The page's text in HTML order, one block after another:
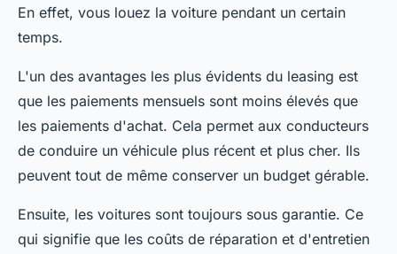
En effet, vous louez la voiture pendant un certain
temps.
L'un des avantages les plus évidents du leasing est
que les paiements mensuels sont moins élevés que
les paiements d'achat. Cela permet aux conducteurs
de conduire un véhicule plus récent et plus cher. Ils
peuvent tout de même conserver un budget gérable.
Ensuite, les voitures sont toujours sous garantie. Ce
qui signifie que les coûts de réparation et d'entretien